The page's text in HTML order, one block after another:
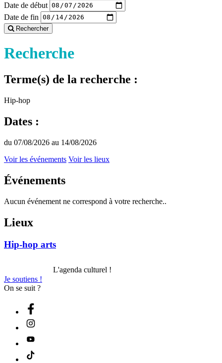
Date de début
Date de fin
Rechercher
Recherche
Terme(s) de la recherche :
Hip-hop
Dates :
du 07/08/2026 au 14/08/2026
Voir les événements Voir les lieux
Événements
Aucun événement ne correspond à votre recherche..
Lieux
Hip-hop arts
L'agenda culturel !
Je soutiens !
On se suit ?